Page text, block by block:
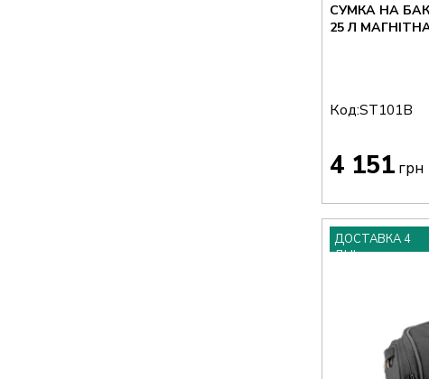
СУМКА НА БАК
25 Л
Код:ST101B
4 151 грн
ДОСТАВКА 4
ДНІ